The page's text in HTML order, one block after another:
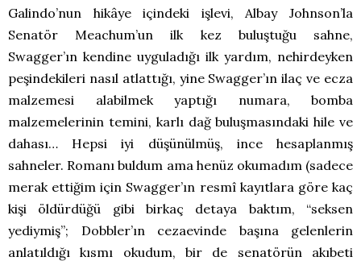
Galindo’nun hikâye içindeki işlevi, Albay Johnson’la
Senatör Meachum’un ilk kez buluştuğu sahne,
Swagger’ın kendine uyguladığı ilk yardım, nehirdeyken
peşindekileri nasıl atlattığı, yine Swagger’ın ilaç ve ecza
malzemesi alabilmek yaptığı numara, bomba
malzemelerinin temini, karlı dağ buluşmasındaki hile ve
dahası… Hepsi iyi düşünülmüş, ince hesaplanmış
sahneler. Romanı buldum ama henüz okumadım (sadece
merak ettiğim için Swagger’ın resmî kayıtlara göre kaç
kişi öldürdüğü gibi birkaç detaya baktım, “seksen
yediymiş”; Dobbler’ın cezaevinde başına gelenlerin
anlatıldığı kısmı okudum, bir de senatörün akıbeti